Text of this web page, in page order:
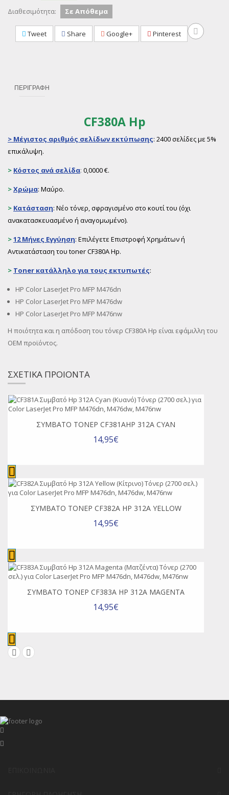
Διαθεσιμότητα: Σε Απόθεμα
Tweet Share Google+ Pinterest
ΠΕΡΙΓΡΑΦΉ
CF380A Hp
> Μέγιστος αριθμός σελίδων εκτύπωσης: 2400 σελίδες με 5%
επικάλυψη.
> Κόστος ανά σελίδα: 0,0000 €.
>Χρώμα: Μαύρο.
> Κατάσταση: Νέο τόνερ, σφραγισμένο στο κουτί του (όχι
ανακατασκευασμένο ή αναγομωμένο).
>12 Μήνες Εγγύηση: Επιλέγετε Επιστροφή Χρημάτων ή
Αντικατάσταση του toner CF380A Hp.
> Toner κατάλληλο για τους εκτυπωτές:
HP Color LaserJet Pro MFP M476dn
HP Color LaserJet Pro MFP M476dw
HP Color LaserJet Pro MFP M476nw
Η ποιότητα και η απόδοση του τόνερ CF380A Hp είναι εφάμιλλη του
OEM προϊόντος.
ΣΧΕΤΙΚΑ ΠΡΟΙΟΝΤΑ
ΣΥΜΒΑΤΌ ΤΌΝΕΡ CF381AHP 312A CYAN
14,95€
ΣΥΜΒΑΤΌ ΤΌΝΕΡ CF382A HP 312A YELLOW
14,95€
ΣΥΜΒΑΤΌ ΤΌΝΕΡ CF383A HP 312A MAGENTA
14,95€